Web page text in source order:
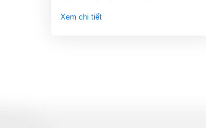
Xem chi tiết